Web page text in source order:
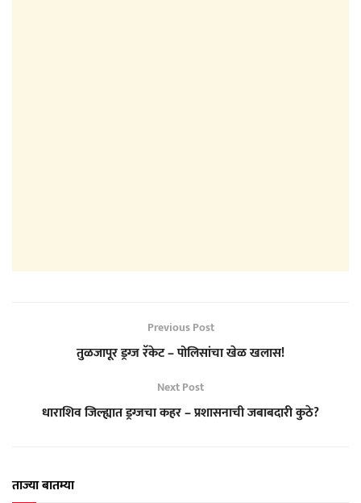
Previous Post
तुळजापूर ड्रग्ज रॅकेट – पोलिसांचा खेळ खलास!
Next Post
धाराशिव जिल्ह्यात ड्रग्जचा कहर – प्रशासनाची जबाबदारी कुठे?
ताज्या बातम्या